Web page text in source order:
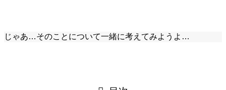
じゃあ…そのことについて一緒に考えてみようよ…